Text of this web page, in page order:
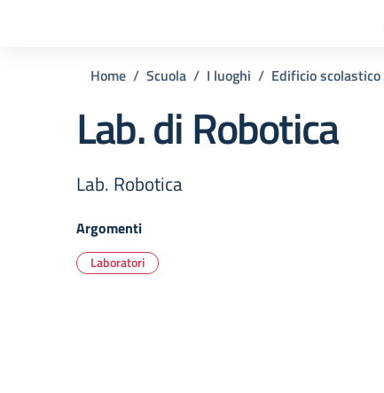
Home Scuola I luoghi Edificio scolastico
Lab. di Robotica
Lab. Robotica
Argomenti
Laboratori